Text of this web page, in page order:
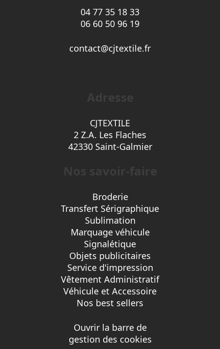
04 77 35 18 33
06 60 50 96 19
contact@cjtextile.fr
CJTEXTILE
2 Z.A. Les Flaches
42330 Saint-Galmier
Broderie
Transfert Sérigraphique
Sublimation
Marquage véhicule
Signalétique
Objets publicitaires
Service d'impression
Vêtement Administratif
Véhicule et Accessoire
Nos best sellers
Ouvrir la barre de
gestion des cookies